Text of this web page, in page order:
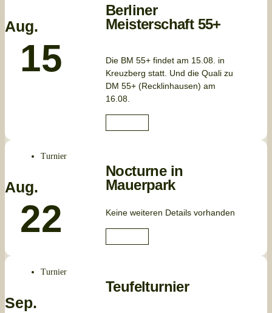
Aug.
15
Berliner
Meisterschaft 55+
Die BM 55+ findet am 15.08. in
Kreuzberg statt. Und die Quali zu
DM 55+ (Recklinhausen) am
16.08.
Turnier
Aug.
22
Nocturne in
Mauerpark
Keine weiteren Details vorhanden
Turnier
Sep.
Teufelturnier